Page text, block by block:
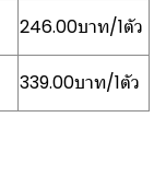
246.00บาท/1ตัว
339.00บาท/1ตัว